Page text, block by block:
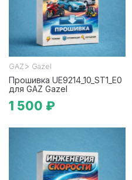
GAZ > Gazel
Прошивка UE9214_10_ST1_E0
для GAZ Gazel
1 500 ₽